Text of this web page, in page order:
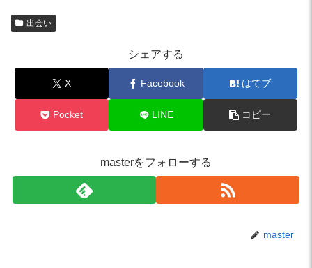
出会い
シェアする
X Facebook はてブ
Pocket LINE コピー
masterをフォローする
master